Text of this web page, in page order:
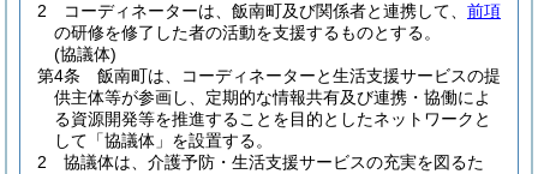
2
コーディネーターは、飯南町及び関係者と連携して、 前項
の研修を修了した者の活動を支援するものとする。
(協議体)
第4条
飯南町は、コーディネーターと生活支援サービスの提
供主体等が参画し、定期的な情報共有及び連携・協働によ
る資源開発等を推進することを目的としたネットワークと
して「協議体」を設置する。
2
協議体は、介護予防・生活支援サービスの充実を図るた